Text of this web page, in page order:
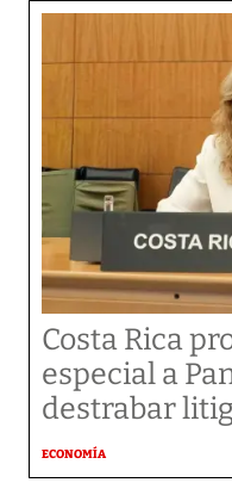
Costa Rica
especial a
destrabar
ECONOMÍA